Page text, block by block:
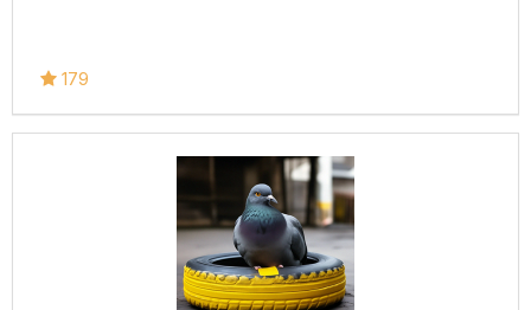
179